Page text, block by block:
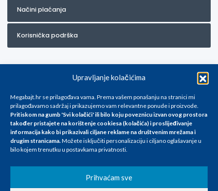
Upravljanje kolačićima
Megabajt.hr se prilagođava vama. Prema vašem ponašanju na stranici mi
prilagođavamo sadržaj i prikazujemo vam relevantne ponude i proizvode.
Pritiskom na gumb 'Svi kolačići' ili bilo koju poveznicu izvan ovog prostora
također pristajete na korištenje cookiesa (kolačića) i proslijeđivanje
informacija kako bi prikazivali ciljane reklame na društvenim mrežama i
drugim stranicama.Možete isključiti personalizaciju i ciljano oglašavanje u
bilo kojem trenutku u postavkama privatnosti.
Prihvaćam sve
Načini plaćanja
Korisnička podrška
Za artikle kojih trenutno nema u ponudi obratite nam se na
info@megabajt.hr. Sve cijene su informativnog karaktera i podložne su
promjenama, a
iskazane su za avansno plaćanje(gotovina) u Eurima i uključuju PDV. Sve
se razlikovati od cijena u našim poslovnicama. Trudimo se dati što bolji
i točniji opis i sliku. Unatoč tome, ne možemo garantirati da su svi